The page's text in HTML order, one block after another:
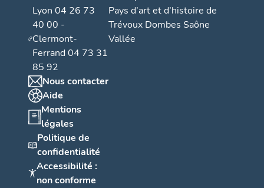
Lyon 04 26 73
40 00 -
Clermont-
Ferrand 04 73 31
85 92
Nous contacter
Aide
Mentions
légales
Politique de
confidentialité
Accessibilité :
non conforme
Pays d’art et d’histoire de
Trévoux Dombes Saône
Vallée